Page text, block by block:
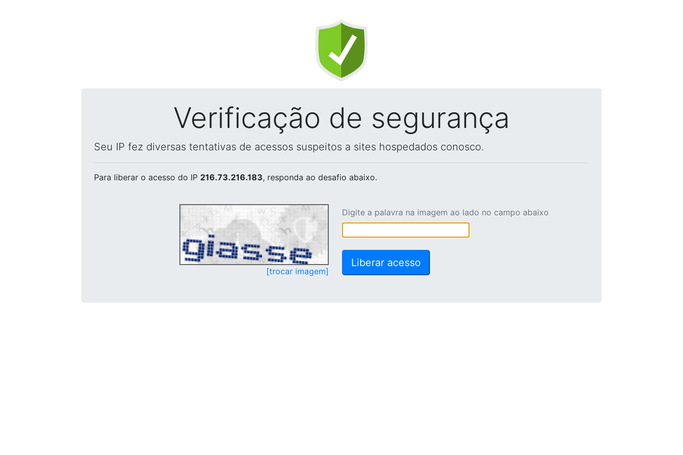
Verificação de segurança
Seu IP fez diversas tentativas de acessos suspeitos a sites hospedados conosco.
Para liberar o acesso do IP 216.73.216.183, responda ao desafio abaixo.
[trocar imagem]
Digite a palavra na imagem ao lado no campo abaixo